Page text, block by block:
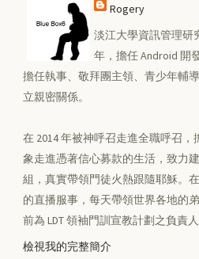
Rogery
淡江大學資訊管理研
年，擔任 Android 開
擔任執事、敬拜團主領、青少年輔
立親密關係。
在 2014 年被神呼召走進全職呼召
象走進憑著信心募款的生活，致力
組，真實帶領門徒火熱跟隨耶穌。
的直播服事，每天帶領世界各地的
前為 LDT 領袖門訓宣教計劃之負責人
檢視我的完整簡介